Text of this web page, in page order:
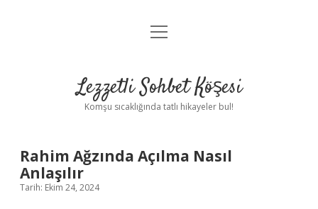
Anasayfa
Yasal Uyarı
menüyü
Lezzetli Sohbet Köşesi
Komşu sıcaklığında tatlı hikayeler bul!
Rahim Ağzında Açılma Nasıl
Anlaşılır
Tarih: Ekim 24, 2024